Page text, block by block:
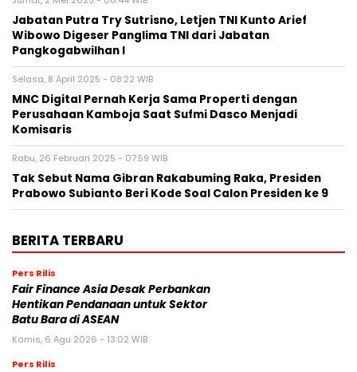
Jabatan Putra Try Sutrisno, Letjen TNI Kunto Arief
Wibowo Digeser Panglima TNI dari Jabatan
Pangkogabwilhan I
Selasa, 8 April 2025 - 08:22 WIB
MNC Digital Pernah Kerja Sama Properti dengan
Perusahaan Kamboja Saat Sufmi Dasco Menjadi
Komisaris
Rabu, 26 Februari 2025 - 07:59 WIB
Tak Sebut Nama Gibran Rakabuming Raka, Presiden
Prabowo Subianto Beri Kode Soal Calon Presiden ke 9
BERITA TERBARU
Pers Rilis
Fair Finance Asia Desak Perbankan
Hentikan Pendanaan untuk Sektor
Batu Bara di ASEAN
Kamis, 6 Agu 2026 - 13:02 WIB
Pers Rilis